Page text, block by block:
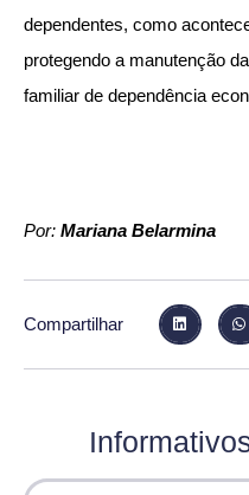
dependentes, como
protegendo a manutenção
familiar de dependência
Por: Mariana Belarmina
Compartilhar